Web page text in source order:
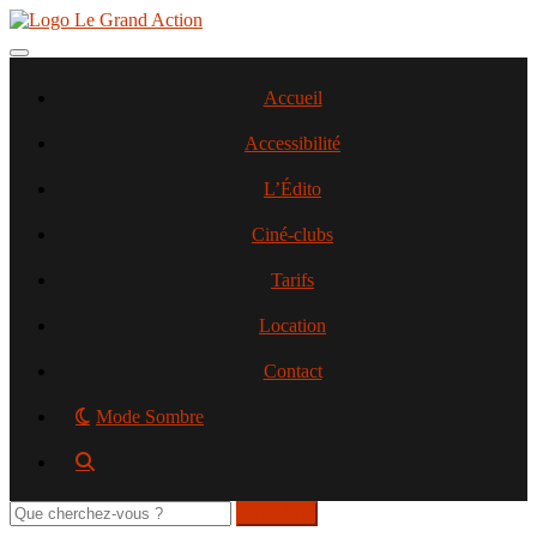
Aller
contenu
Toggle navigation
Accueil
Accessibilité
L’Édito
Ciné-clubs
Tarifs
Location
Contact
Mode Sombre
Rechercher
sur